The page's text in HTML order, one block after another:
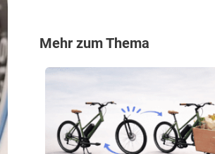
Mehr zum Thema